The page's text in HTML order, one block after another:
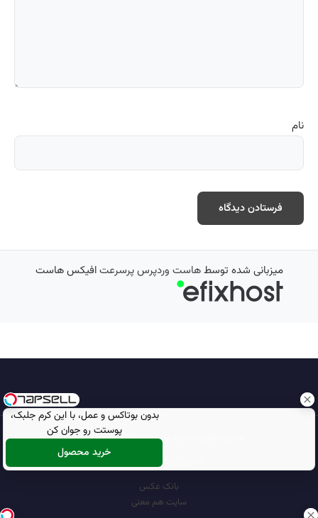
بدون بوتاکس و عمل، با این کرم جلبک،
پوستت رو جوان کن
خرید محصول
نام
میزبانی شده توسطهاست وردپرس پرسرعتافیکس هاست
تمامی حقوق محفوظ است © 2026
مجله نورگرام
انجمن نورگرام
بانک عکس
سایت هم معنی